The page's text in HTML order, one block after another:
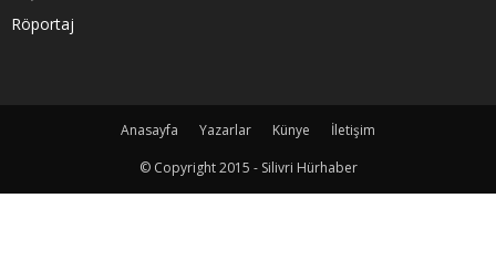
Röportaj
Anasayfa Yazarlar Künye
İletişim
© Copyright 2015 - Silivri Hürhaber